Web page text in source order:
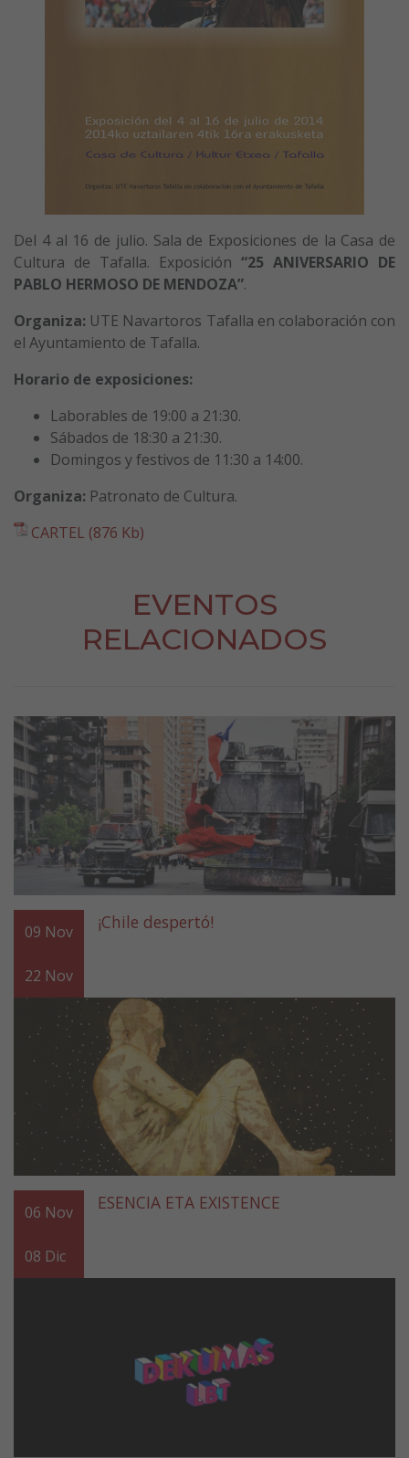
Del 4 al 16 de julio. Sala de Exposiciones de la Casa de
Cultura de Tafalla. Exposición “25 ANIVERSARIO DE
PABLO HERMOSO DE MENDOZA”.
Organiza: UTE Navartoros Tafalla en colaboración con
el Ayuntamiento de Tafalla.
Horario de exposiciones:
Laborables de 19:00 a 21:30.
Sábados de 18:30 a 21:30.
Domingos y festivos de 11:30 a 14:00.
Organiza: Patronato de Cultura.
CARTEL (876 Kb)
EVENTOS
RELACIONADOS
09 Nov
22 Nov
¡Chile despertó!
06 Nov
08 Dic
ESENCIA ETA EXISTENCE